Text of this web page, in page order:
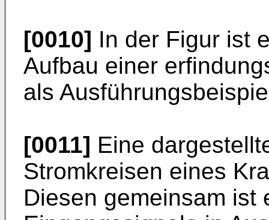
[0010] In der Figur ist
Aufbau einer
als
[0011] Eine
Stromkreisen eines
Diesen gemeinsam ist